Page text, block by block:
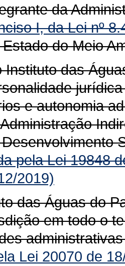
da
I, da Lei nº
do Meio
Instituto das
e autonomia
pela Lei 19848
2019)
das Águas do
em todo o
Lei 20070 de